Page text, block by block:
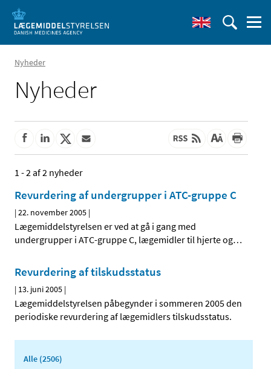
Nyheder
Nyheder
1 - 2 af 2 nyheder
Revurdering af undergrupper i ATC-gruppe C
|22. november 2005 |
Lægemiddelstyrelsen er ved at gå i gang med
undergrupper i ATC-gruppe C, lægemidler til hjerte og…
Revurdering af tilskudsstatus
| 13. juni 2005 |
Lægemiddelstyrelsen påbegynder i sommeren 2005 den
periodiske revurdering af lægemidlers tilskudsstatus.
Alle (2506)